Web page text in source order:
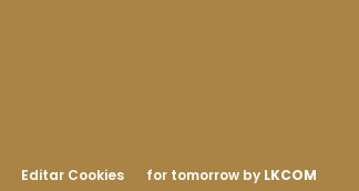
Editar Cookies for tomorrow by LKCOM